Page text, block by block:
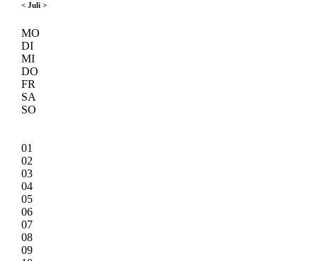
< Juli >
MO
DI
MI
DO
FR
SA
SO
01
02
03
04
05
06
07
08
09